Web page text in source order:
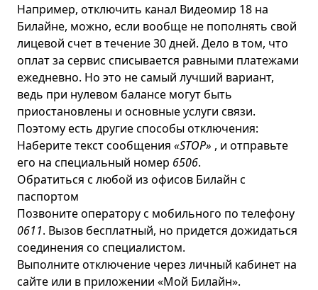
Например, отключить канал Видеомир 18 на
Билайне, можно, если вообще не пополнять свой
лицевой счет в течение 30 дней. Дело в том, что
оплат за сервис списывается равными платежами
ежедневно. Но это не самый лучший вариант,
ведь при нулевом балансе могут быть
приостановлены и основные услуги связи.
Поэтому есть другие способы отключения:
Наберите текст сообщения «STOP» , и отправьте
его на специальный номер 6506.
Обратиться с любой из офисов Билайн с
паспортом
Позвоните оператору с мобильного по телефону
0611. Вызов бесплатный, но придется дожидаться
соединения со специалистом.
Выполните отключение через личный кабинет на
сайте или в приложении «Мой Билайн».